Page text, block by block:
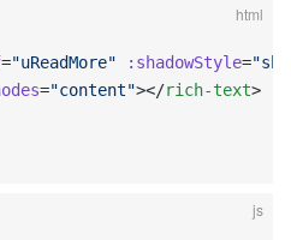
html
="uReadMore" :shadowStyle=
="content"></rich-text>
js